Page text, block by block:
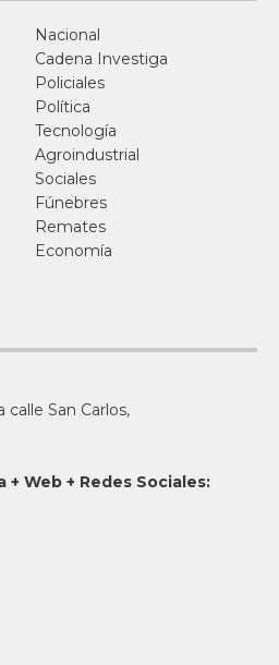
Nacional
Cadena Investiga
Policiales
Política
Tecnología
Agroindustrial
Sociales
Fúnebres
Remates
Economía
calle San Carlos,
Web + Redes Sociales: